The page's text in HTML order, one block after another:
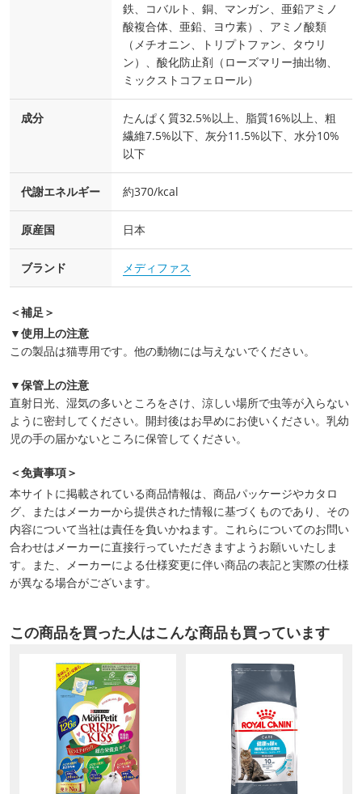
鉄、コバルト、銅、マンガン、亜鉛アミノ
酸複合体、亜鉛、ヨウ素）、アミノ酸類
（メチオニン、トリプトファン、タウリ
ン）、酸化防止剤（ローズマリー抽出物、
ミックストコフェロール）
成分
たんぱく質32.5%以上、脂質16%以上、粗
繊維7.5%以下、灰分11.5%以下、水分10%
以下
代謝エネルギー 約370/kcal
原産国 日本
ブランド メディファス
＜補足＞
▼使用上の注意
この製品は猫専用です。他の動物には与えないでください。
▼保管上の注意
直射日光、湿気の多いところをさけ、涼しい場所で虫等が入らない
ように密封してください。開封後はお早めにお使いください。乳幼
児の手の届かないところに保管してください。
＜免責事項＞
本サイトに掲載されている商品情報は、商品パッケージやカタロ
グ、またはメーカーから提供された情報に基づくものであり、その
内容について当社は責任を負いかねます。これらについてのお問い
合わせはメーカーに直接行っていただきますようお願いいたしま
す。また、メーカーによる仕様変更に伴い商品の表記と実際の仕様
が異なる場合がございます。
この商品を買った人はこんな商品も買っています